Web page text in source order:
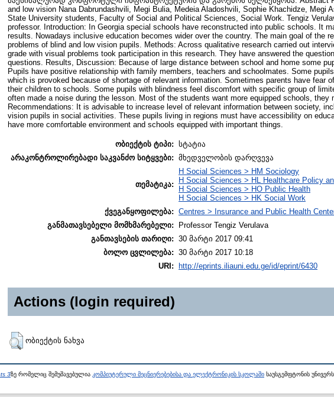
and low vision Nana Dabrundashvili, Megi Bulia, Medeia Aladoshvili, Sophie Khachidze, Megi
State University students, Faculty of Social and Political Sciences, Social Work. Tengiz
professor. Introduction: In Georgia special schools have reconstructed into public schools. It
results. Nowadays inclusive education becomes wider over the country. The main goal of the
problems of blind and low vision pupils. Methods: Across qualitative research carried out
grade with visual problems took participation in this research. They have answered the
questions. Results, Discussion: Because of large distance between school and home some
Pupils have positive relationship with family members, teachers and schoolmates. Some
which is provoked because of shortage of relevant information. Sometimes parents have fear
their children to schools. Some pupils with blindness feel discomfort with specific group of
often made a noise during the lesson. Most of the students want more equipped schools, they
Recommendations: It is advisable to increase level of relevant information between society,
vision pupils in social activities. These pupils living in regions must have accessibility on
have more comfortable environment and schools equipped with important things.
ობიექტის ტიპი: სტატია
არაკონტროლირებადი საკვანძო სიტყვები: მხედველობის დარღვევა
თემატიკა:
H Social Sciences > HM Sociology
H Social Sciences > HL Healthcare Policy
H Social Sciences > HO Public Health
H Social Sciences > HK Social Work
ქვეგანყოფილება: Centres > Insurance and Public Health
განმათავსებელი მომხმარებელი:
Professor Tengiz Verulava
განთავსების თარიღი: 30 მარტი 2017 09:41
ბოლო ცვლილება: 30 მარტი 2017 10:18
URI:
http://eprints.iliauni.edu.ge/id/eprint/6430
Actions (login required)
ობიექტის ნახვა
3ზე რომელიც შემუშავებულია კომპიუტერული მეცნიერებებისა და ელექტრონიკის სკოლაში საუსგემფტონის